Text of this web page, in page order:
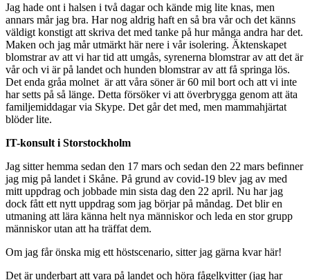
Jag hade ont i halsen i två dagar och kände mig lite knas, men
annars mår jag bra. Har nog aldrig haft en så bra vår och det känns
väldigt konstigt att skriva det med tanke på hur många andra har det.
Maken och jag mår utmärkt här nere i vår isolering. Äktenskapet
blomstrar av att vi har tid att umgås, syrenerna blomstrar av att det är
vår och vi är på landet och hunden blomstrar av att få springa lös.
Det enda gråa molnet är att våra söner är 60 mil bort och att vi inte
har setts på så länge. Detta försöker vi att överbrygga genom att äta
familjemiddagar via Skype. Det går det med, men mammahjärtat
blöder lite.
IT-konsult i Storstockholm
Jag sitter hemma sedan den 17 mars och sedan den 22 mars befinner
jag mig på landet i Skåne. På grund av covid-19 blev jag av med
mitt uppdrag och jobbade min sista dag den 22 april. Nu har jag
dock fått ett nytt uppdrag som jag börjar på måndag. Det blir en
utmaning att lära känna helt nya människor och leda en stor grupp
människor utan att ha träffat dem.
Om jag får önska mig ett höstscenario, sitter jag gärna kvar här!
Det är underbart att vara på landet och höra fågelkvitter (jag har